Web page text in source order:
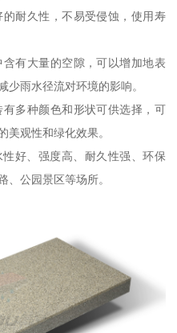
耐久性，不易受侵蚀，使用寿
有大量的空隙，可以增加地表
少雨水径流对环境的影响。
多种颜色和形状可供选择，可
美观性和绿化效果。
好、强度高、耐久性强、环保
、公园景区等场所。